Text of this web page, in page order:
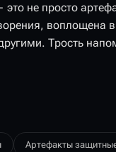
не просто
воплощена
Трость
Артефакты